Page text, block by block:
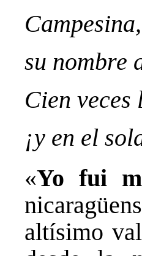
su nombre
Cien
¡y en el
«Yo fui
altísimo